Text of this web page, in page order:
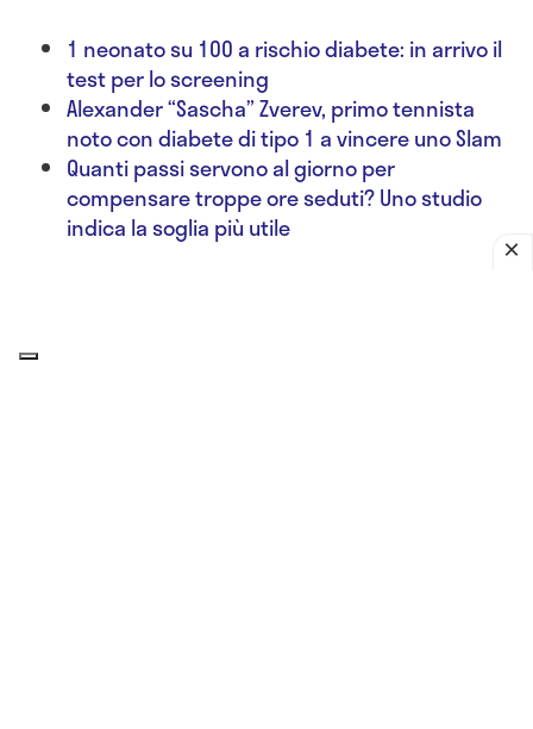
1 neonato su 100 a rischio diabete: in arrivo il
test per lo screening
Alexander “Sascha” Zverev, primo tennista
noto con diabete di tipo 1 a vincere uno Slam
Quanti passi servono al giorno per
compensare troppe ore seduti? Uno studio
indica la soglia più utile
può congelare il farmaco e comprometterne la